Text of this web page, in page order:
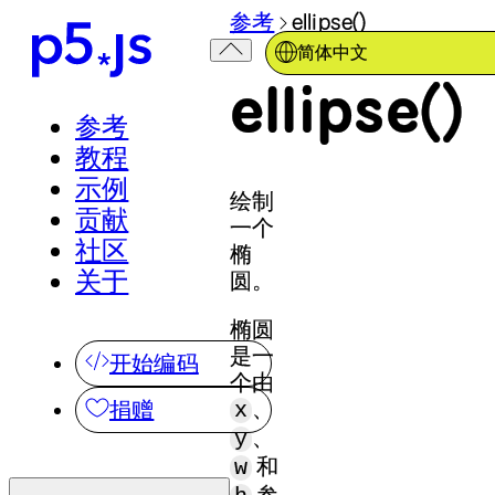
参考
教程
示例
贡献
社区
关于
开始编码
捐赠
简体中文
参考 ellipse()
ellipse()
绘制
一个
椭
圆。
椭圆
是一
个由
x
、
y、
w 和